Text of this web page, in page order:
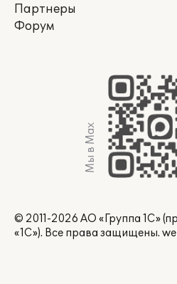
Партнеры
Форум
Мы в Max
© 2011-2026 АО «Группа 1С»
«1С»). Все права защищены.